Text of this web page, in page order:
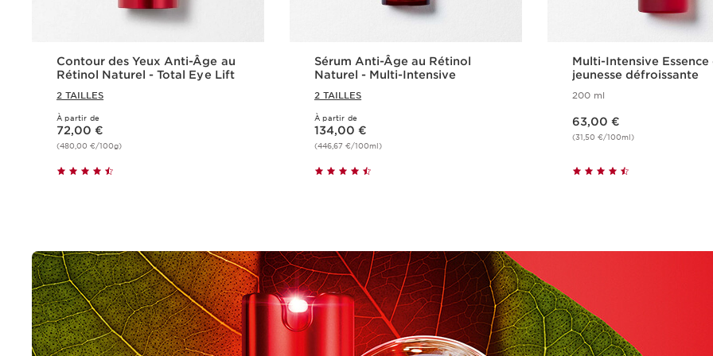
Contour des Yeux Anti-Âge au
Rétinol Naturel - Total Eye Lift
2 TAILLES
À partir de
Nouveau prix 72,00 €
72,00 €
(480,00 €/100g)
Sérum Anti-Âge au Rétinol
Naturel​ - Multi-Intensive
2 TAILLES
À partir de
Nouveau prix 134,00 €
134,00 €
(446,67 €/100ml)
Multi-Intensive Essence
jeunesse défroissante
200 ml
63,00 €
(31,50 €/100ml)